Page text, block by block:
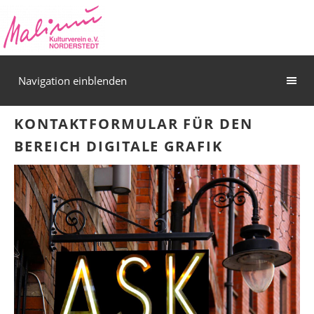
Navigation einblenden
KONTAKTFORMULAR FÜR DEN
BEREICH DIGITALE GRAFIK